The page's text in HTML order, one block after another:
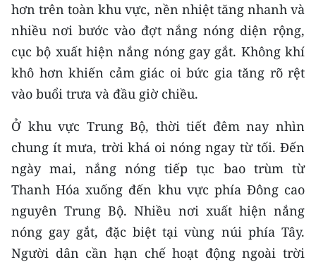
CHƯƠNG TRÌNH OCOP - MỖI XÃ
MỘT SẢN PHẨM
RADIO
MEDIA CENTER
E-Magazine
Video
Media Chính trị
Media Kinh tế
hơn trên toàn khu vực, nền nhiệt tăng nhanh và
nhiều nơi bước vào đợt nắng nóng diện rộng,
cục bộ xuất hiện nắng nóng gay gắt. Không khí
khô hơn khiến cảm giác oi bức gia tăng rõ rệt
vào buổi trưa và đầu giờ chiều.
Ở khu vực Trung Bộ, thời tiết đêm nay nhìn
chung ít mưa, trời khá oi nóng ngay từ tối. Đến
ngày mai, nắng nóng tiếp tục bao trùm từ
Thanh Hóa xuống đến khu vực phía Đông cao
nguyên Trung Bộ. Nhiều nơi xuất hiện nắng
nóng gay gắt, đặc biệt tại vùng núi phía Tây.
Người dân cần hạn chế hoạt động ngoài trời